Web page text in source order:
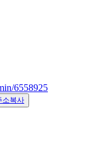
6558925
소복사